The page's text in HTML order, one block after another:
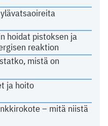
hoidat pistoksen ja
reaktion
mistä on
ja hoito
– mitä niistä